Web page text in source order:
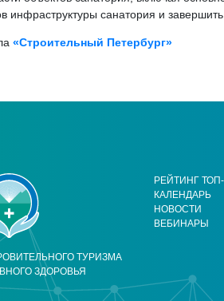
инфраструктуры санатория и завершить
«Строительный Петербург»
ТУРИЗМА
ЗДОРОВЬЯ
РЕЙТИНГ
КАЛЕНДАРЬ
НОВОСТИ
ВЕБИНАРЫ